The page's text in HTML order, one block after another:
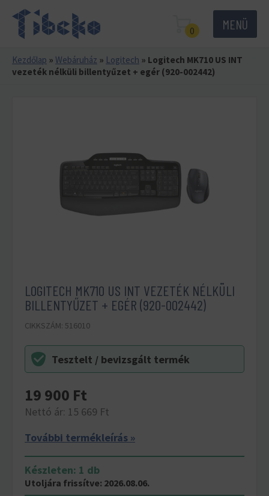
0 MENÜ
Kezdőlap » Webáruház » Logitech » Logitech MK710 US INT
vezeték nélküli billentyűzet + egér (920-002442)
LOGITECH MK710 US INT VEZETÉK NÉLKÜLI
BILLENTYŰZET + EGÉR (920-002442)
CIKKSZÁM: 516010
Tesztelt / bevizsgált termék
19 900 Ft
Nettó ár: 15 669 Ft
További termékleírás »
Készleten: 1 db
Utoljára frissítve: 2026.08.06.